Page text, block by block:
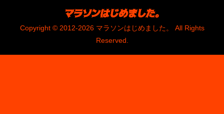
Copyright © 2012-2026 マラソンはじめました。 All Rights
Reserved.